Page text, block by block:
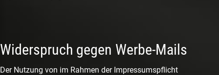
Widerspruch gegen Werbe-Mails
Der Nutzung von im Rahmen der Impressumspflicht